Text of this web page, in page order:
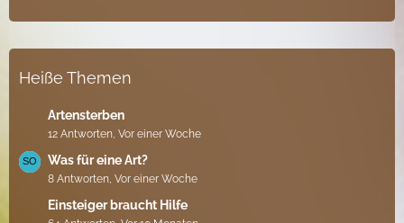
Heiße Themen
Artensterben
12 Antworten, Vor einer Woche
Was für eine Art?
8 Antworten, Vor einer Woche
Einsteiger braucht Hilfe